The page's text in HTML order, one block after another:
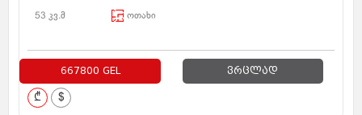
53 კვ.მ ოთახი
667800 GEL ვრცლად
₾ $